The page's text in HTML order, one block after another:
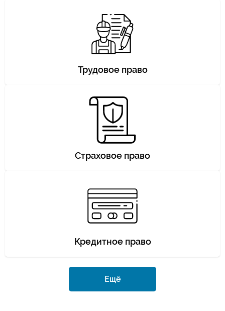
Трудовое право
Страховое право
Кредитное право
Ещё